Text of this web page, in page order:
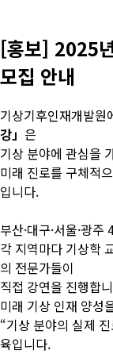
[홍보] 2025
모집 안내
기상기후인재개발원
강」 은
기상 분야에 관심을
미래 진로를 구체적
입니다.
부산·대구·서울·광
각 지역마다 기상학
의 전문가들이
직접 강연을 진행합
미래 기상 인재 양성
“기상 분야의 실제
육입니다.